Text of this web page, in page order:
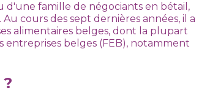
d'une famille de négociants en bétail,
cours des sept dernières années, il a
alimentaires belges, dont la plupart
entreprises belges (FEB), notamment